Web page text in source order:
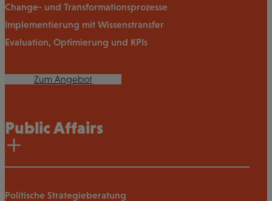
Change- und Transformationsprozesse
Implementierung mit Wissenstransfer
Evaluation, Optimierung und KPIs
Zum Angebot
Public Affairs
Politische Strategieberatung